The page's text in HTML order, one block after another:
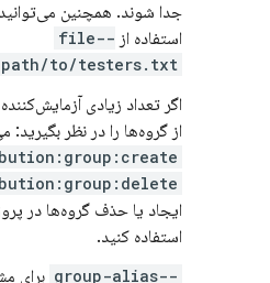
جدا شوند. همچنین می‌توانید
استفاده از
--file
to/testers.txt
اگر تعداد زیادی
از گروه‌ها را در نظر بگیرید:
استفاده کنید.
--group-alias
برای